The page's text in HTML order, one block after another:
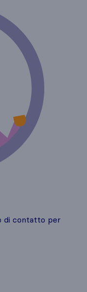
di contatto per